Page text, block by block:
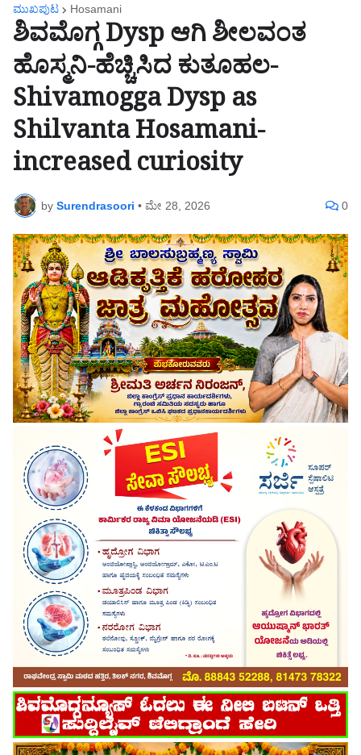
ಮುಖಪುಟ Hosamani
ಶಿವಮೊಗ್ಗ Dysp ಆಗಿ ಶೀಲವಂತ
ಹೊಸ್ಮನಿ-ಹೆಚ್ಚಿಸಿದ ಕುತೂಹಲ-
Shivamogga Dysp as
Shilvanta Hosamani-
increased curiosity
by Surendrasoori • ಮೇ 28, 2026 0